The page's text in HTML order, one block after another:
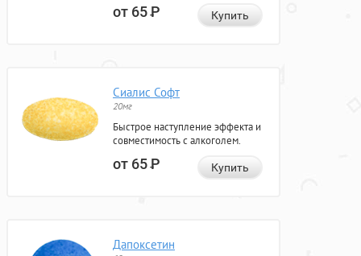
от 65Р Купить
Сиалис Софт
20мг
Быстрое наступление эффекта и
совместимость с алкоголем.
от 65Р Купить
Дапоксетин